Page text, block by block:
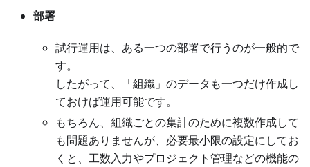
部署
試行運用は、ある一つの部署で行うのが一般的で
す。
したがって、「組織」のデータも一つだけ作成し
ておけば運用可能です。
もちろん、組織ごとの集計のために複数作成して
も問題ありませんが、必要最小限の設定にしてお
くと、工数入力やプロジェクト管理などの機能の